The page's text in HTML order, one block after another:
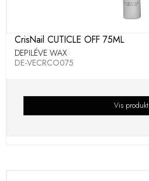
CrisNail CUTICLE OFF 75ML
DEPILÉVE WAX
DE-VECRCO075
Vis produkt